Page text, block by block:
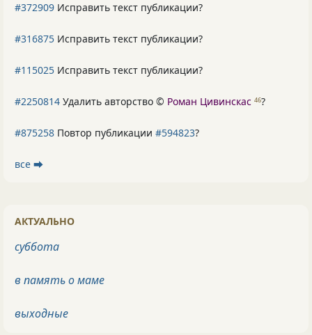
#372909 Исправить текст публикации?
#316875 Исправить текст публикации?
#115025 Исправить текст публикации?
#2250814 Удалить авторство © Роман Цивинскас 46?
#875258 Повтор публикации #594823?
все ⮕
АКТУАЛЬНО
суббота
в память о маме
выходные